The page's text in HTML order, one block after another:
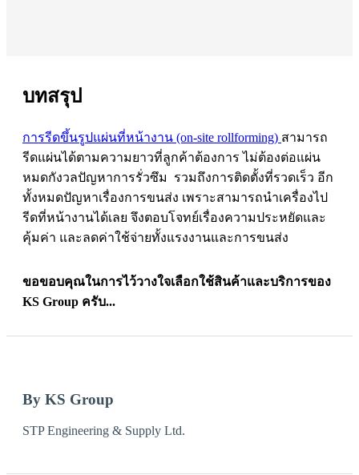
บทสรุป
การรีดขึ้นรูปแผ่นที่หน้างาน (on-site rollforming) สามารถ
รีดแผ่นได้ตามความยาวที่ลูกค้าต้องการ ไม่ต้องต่อแผ่น
หมดกังวลปัญหาการรั่วซึม รวมถึงการติดตั้งที่รวดเร็ว อีก
ทั้งหมดปัญหาเรื่องการขนส่ง เพราะสามารถนำเครื่องไป
รีดที่หน้างานได้เลย จึงตอบโจทย์เรื่องความประหยัดและ
คุ้มค่า และลดค่าใช้จ่ายทั้งแรงงานและการขนส่ง
ขอขอบคุณในการไว้วางใจเลือกใช้สินค้าและบริการของ
KS Group ครับ...
By KS Group
STP Engineering & Supply Ltd.